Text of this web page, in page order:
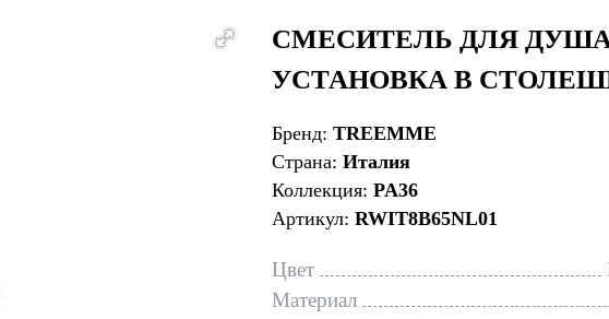
СМЕСИТЕЛЬ ДЛЯ
УСТАНОВКА В
Бренд: TREEMME
Страна: Италия
Коллекция: PA36
Артикул: RWIT8B65NL01
Цвет
Материал